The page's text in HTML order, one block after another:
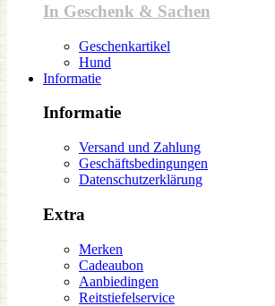
In Geschenk & Sachen
Geschenkartikel
Hund
Informatie
Informatie
Versand und Zahlung
Geschäftsbedingungen
Datenschutzerklärung
Extra
Merken
Cadeaubon
Aanbiedingen
Reitstiefelservice